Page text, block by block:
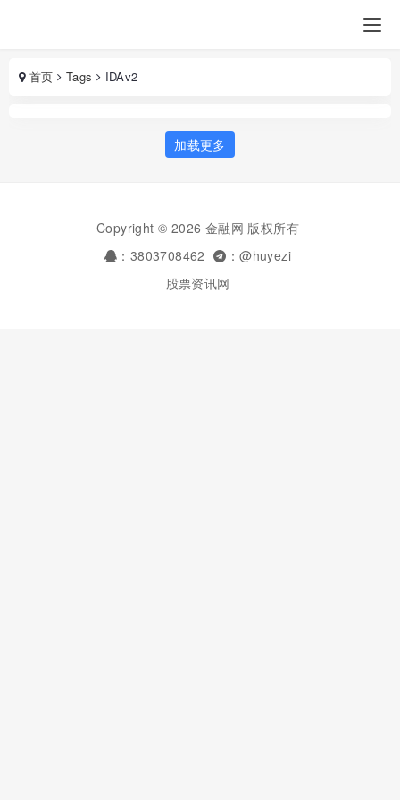
首页 Tags IDAv2
加载更多
Copyright © 2026 金融网 版权所有
：3803708462
：@huyezi
股票资讯网